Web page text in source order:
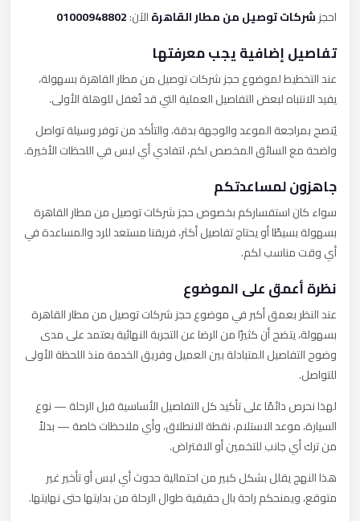
احجزشركات توصيل من مطار القاهرةالآن:01000948802
تفاصيل إضافية يجب معرفتها
عند التخطيط لموضوع حجز شركات توصيل من مطار القاهرة بسهولة،
يفيد الانتباه لبعض التفاصيل العملية التي قد تُغفل للوهلة الأولى.
يُنصح بمراجعة الموعد والوجهة بدقة، والتأكد من توفر وسيلة تواصل
واضحة مع السائق المخصص لكم، لتفادي أي لبس في اللحظات الأخيرة.
جاهزون لمساعدتكم
سواء كان استفساركم بخصوص حجز شركات توصيل من مطار القاهرة
بسهولة بسيطًا أو يحتاج تفاصيل أكثر، فريقنا مستعد للرد والمساعدة في
أي وقت مناسب لكم.
نظرة أعمق على الموضوع
عند النظر بعمق أكبر في موضوع حجز شركات توصيل من مطار القاهرة
بسهولة، يتضح أن كثيرًا من الرضا عن التجربة النهائية يعتمد على مدى
وضوح التفاصيل المتبادلة بين العميل وفريق الخدمة منذ اللحظة الأولى
للتواصل.
لهذا نحرص دائمًا على تأكيد كل التفاصيل الأساسية قبل الرحلة — نوع
السيارة، موعد الاستلام، نقطة الانطلاق، وأي ملاحظات خاصة — بدلاً
من ترك أي جانب للتخمين أو الافتراض.
هذا النهج يقلل بشكل كبير من احتمالية حدوث أي لبس أو تأخير غير
متوقع، ويمنحكم راحة بال حقيقية طوال الرحلة من بدايتها حتى نهايتها.